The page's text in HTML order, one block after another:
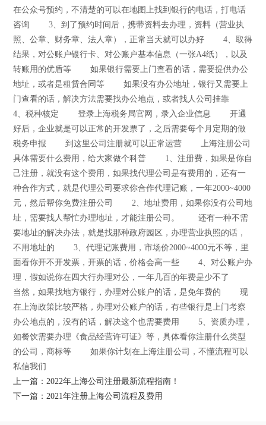
在公众号预约，不清楚的可以在地图上找到银行的电话，打电话
咨询 3、到了预约时间后，携带资料去办理，资料（营业执
照、公章、财务章、法人章），正常当天就可以办好 4、取得
结果，对公账户银行卡、对公账户基本信息（一张A4纸），以及
转账用的优盾等 如果银行需要上门查看的话，需要提供办公
地址，或者是租赁合同等 如果没有办公地址，银行又需要上
门查看的话，解决方法需要找办公地点，或者找人公司挂靠
4、税种核定 登录上海税务局官网，录入企业信息 开通
好后，企业就是可以正常的开发票了，之后需要每个月定期的做
税务申报 到这里公司注册就可以正常运营 上海注册公司
具体需要什么费用，给大家做个科普 1、注册费，如果是你自
己注册，就没有这个费用，如果找代理公司是有费用的，还有一
种合作方式，就是代理公司要求你合作代理记账，一年2000~4000
元，然后帮你免费注册公司 2、地址费用，如果你没有公司地
址，需要找人帮忙办理地址，才能注册公司。 还有一种不需
要地址的解决办法，就是找那种政府园区，办理营业执照的话，
不用地址的 3、代理记账费用，市场价2000~4000元不等，里
面看你开不开发票，开票的话，价格会高一些 4、对公账户办
理，假如说你在四大行办理对公，一年几百的年费是少不了
当然，如果找地方银行，办理对公账户的话，是免年费的 现
在上海政策比较严格，办理对公账户的话，有些银行是上门考察
办公地点的，没有的话，解决这个也需要费用 5、资质办理，
如餐饮需要办理《食品经营许可证》等，具体看你注册什么类型
的公司，商标等 如果你计划在上海注册公司，不懂流程可以
私信我们
上一篇：2022年上海公司注册最新流程指南！
下一篇：2021年注册上海公司流程及费用